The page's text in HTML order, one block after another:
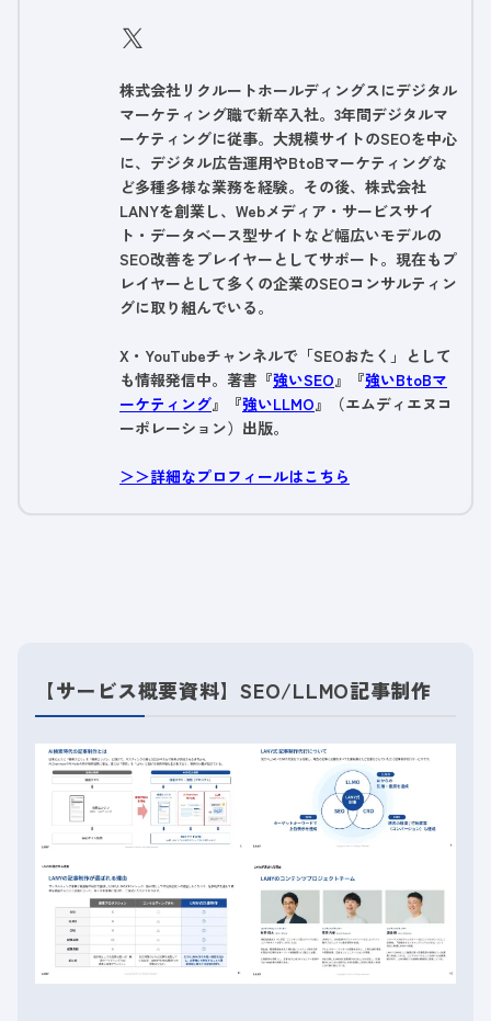
株式会社リクルートホールディングスにデジタル
マーケティング職で新卒入社。3年間デジタルマ
ーケティングに従事。大規模サイトのSEOを中心
に、デジタル広告運用やBtoBマーケティングな
ど多種多様な業務を経験。その後、株式会社
LANYを創業し、Webメディア・サービスサイ
ト・データベース型サイトなど幅広いモデルの
SEO改善をプレイヤーとしてサポート。現在もプ
レイヤーとして多くの企業のSEOコンサルティン
グに取り組んでいる。
X・YouTubeチャンネルで「SEOおたく」として
も情報発信中。著書『強いSEO』『強いBtoBマ
ーケティング』『強いLLMO』（エムディエヌコ
ーポレーション）出版。
＞＞詳細なプロフィールはこちら
【サービス概要資料】SEO/LLMO記事制作